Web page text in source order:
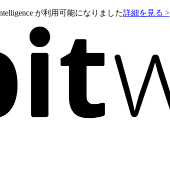
が利用可能になりました詳細を見る >